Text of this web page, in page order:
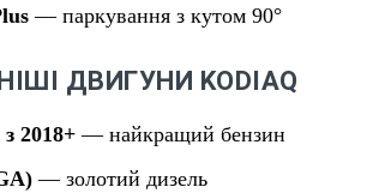
— паркування з кутом 90°
ДВИГУНИ KODIAQ
2018+ — найкращий бензин
— золотий дизель